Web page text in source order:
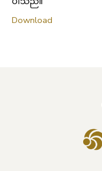
Download